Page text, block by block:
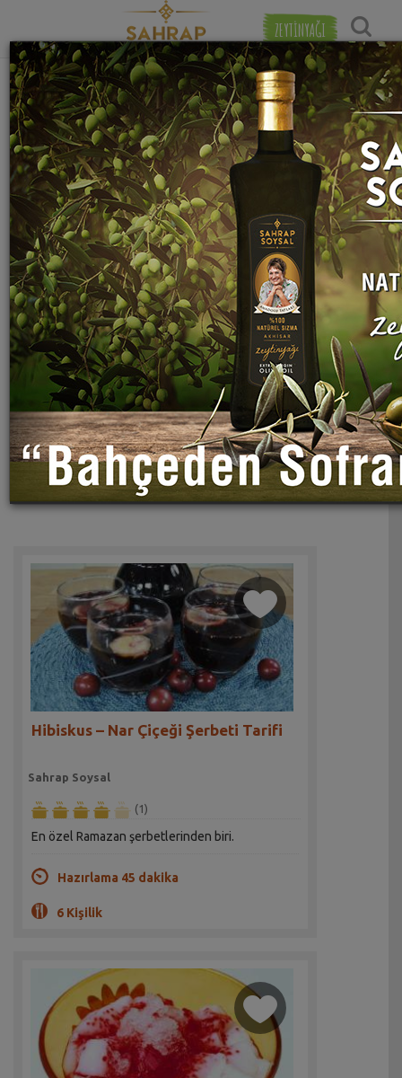
ZEYTİNYAĞI
"buz " etiketiyle eşleşen (6) tarif bulundu. Popülerlik
Hibiskus – Nar Çiçeği Şerbeti Tarifi
Sahrap Soysal
(1)
En özel Ramazan şerbetlerinden biri.
Hazırlama 45 dakika
6 Kişilik